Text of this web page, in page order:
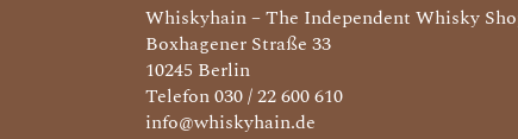
Whiskyhain – The Independent Whisky
Boxhagener Straße 33
10245 Berlin
Telefon 030 / 22 600 610
info@whiskyhain.de